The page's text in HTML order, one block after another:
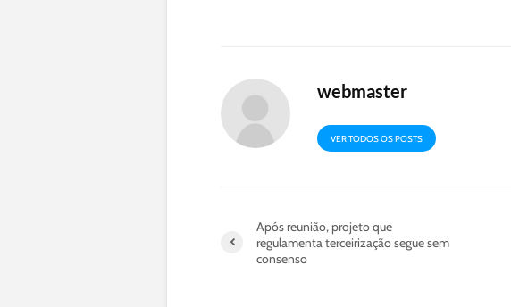
webmaster
VER TODOS OS POSTS
Após reunião, projeto que
regulamenta terceirização segue sem
consenso